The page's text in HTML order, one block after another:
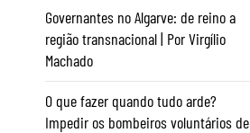
Governantes no Algarve: de reino a
região transnacional | Por Virgílio
Machado
O que fazer quando tudo arde?
Impedir os bombeiros voluntários de